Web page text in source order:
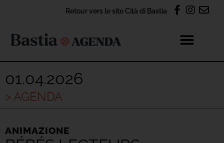
Retour vers le site Cità di Bastia
01.04.2026
> AGENDA
ANIMAZIONE